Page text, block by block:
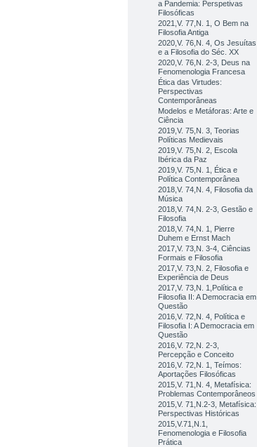
a Pandemia: Perspetivas
Filosóficas
2021,V. 77,N. 1, O Bem na
Filosofia Antiga
2020,V. 76,N. 4, Os Jesuítas
e a Filosofia do Séc. XX
2020,V. 76,N. 2-3, Deus na
Fenomenologia Francesa
Ética das Virtudes:
Perspectivas
Contemporâneas
Modelos e Metáforas: Arte e
Ciência
2019,V. 75,N. 3, Teorias
Políticas Medievais
2019,V. 75,N. 2, Escola
Ibérica da Paz
2019,V. 75,N. 1, Ética e
Política Contemporânea
2018,V. 74,N. 4, Filosofia da
Música
2018,V. 74,N. 2-3, Gestão e
Filosofia
2018,V. 74,N. 1, Pierre
Duhem e Ernst Mach
2017,V. 73,N. 3-4, Ciências
Formais e Filosofia
2017,V. 73,N. 2, Filosofia e
Experiência de Deus
2017,V. 73,N. 1,Política e
Filosofia II: A Democracia em
Questão
2016,V. 72,N. 4, Política e
Filosofia I: A Democracia em
Questão
2016,V. 72,N. 2-3,
Percepção e Conceito
2016,V. 72,N. 1, Teímos:
Aportações Filosóficas
2015,V. 71,N. 4, Metafísica:
Problemas Contemporâneos
2015,V. 71,N.2-3, Metafísica:
Perspectivas Históricas
2015,V.71,N.1,
Fenomenologia e Filosofia
Prática